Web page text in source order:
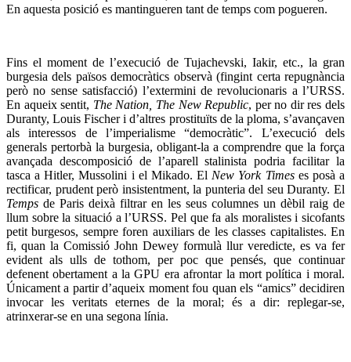
En aquesta posició es mantingueren tant de temps com pogueren.
Fins el moment de l’execució de Tujachevski, Iakir, etc., la gran
burgesia dels països democràtics observà (fingint certa repugnància
però no sense satisfacció) l’extermini de revolucionaris a l’URSS.
En aqueix sentit, The Nation, The New Republic, per no dir res dels
Duranty, Louis Fischer i d’altres prostituïts de la ploma, s’avançaven
als interessos de l’imperialisme “democràtic”. L’execució dels
generals pertorbà la burgesia, obligant-la a comprendre que la força
avançada descomposició de l’aparell stalinista podria facilitar la
tasca a Hitler, Mussolini i el Mikado. El New York Times es posà a
rectificar, prudent però insistentment, la punteria del seu Duranty. El
Temps de Paris deixà filtrar en les seus columnes un dèbil raig de
llum sobre la situació a l’URSS. Pel que fa als moralistes i sicofants
petit burgesos, sempre foren auxiliars de les classes capitalistes. En
fi, quan la Comissió John Dewey formulà llur veredicte, es va fer
evident als ulls de tothom, per poc que pensés, que continuar
defenent obertament a la GPU era afrontar la mort política i moral.
Únicament a partir d’aqueix moment fou quan els “amics” decidiren
invocar les veritats eternes de la moral; és a dir: replegar-se,
atrinxerar-se en una segona línia.